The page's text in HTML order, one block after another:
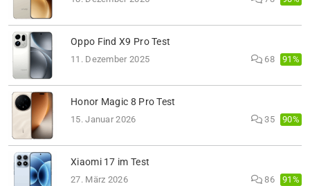
Oppo Find X9 Pro Test
11. Dezember 2025 68 91%
Honor Magic 8 Pro Test
15. Januar 2026 35 90%
Xiaomi 17 im Test
27. März 2026 86 91%